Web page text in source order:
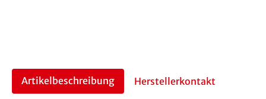
Artikelbeschreibung Herstellerkontakt